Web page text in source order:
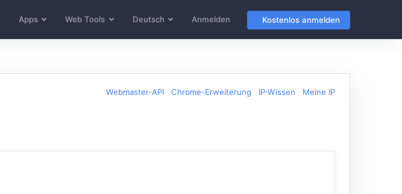
Apps Web Tools Deutsch Anmelden Kostenlos anmelden
Webmaster-API Chrome-Erweiterung IP-Wissen Meine IP